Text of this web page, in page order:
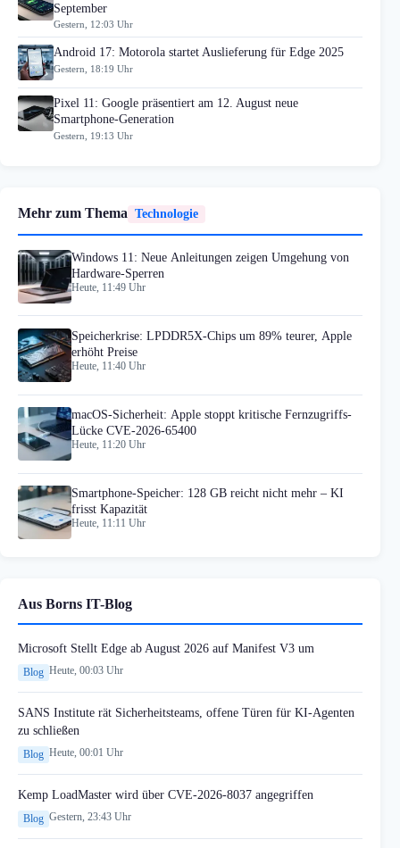
September
Gestern, 12:03 Uhr
Android 17: Motorola startet Auslieferung für Edge 2025
Gestern, 18:19 Uhr
Pixel 11: Google präsentiert am 12. August neue
Smartphone-Generation
Gestern, 19:13 Uhr
Mehr zum Thema Technologie
Windows 11: Neue Anleitungen zeigen Umgehung von
Hardware-Sperren
Heute, 11:49 Uhr
Speicherkrise: LPDDR5X-Chips um 89% teurer, Apple
erhöht Preise
Heute, 11:40 Uhr
macOS-Sicherheit: Apple stoppt kritische Fernzugriffs-
Lücke CVE-2026-65400
Heute, 11:20 Uhr
Smartphone-Speicher: 128 GB reicht nicht mehr – KI
frisst Kapazität
Heute, 11:11 Uhr
Aus Borns IT-Blog
Microsoft Stellt Edge ab August 2026 auf Manifest V3 um
Blog Heute, 00:03 Uhr
SANS Institute rät Sicherheitsteams, offene Türen für KI-Agenten
zu schließen
Blog Heute, 00:01 Uhr
Kemp LoadMaster wird über CVE-2026-8037 angegriffen
Blog Gestern, 23:43 Uhr